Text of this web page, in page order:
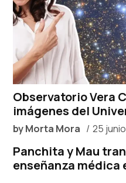
Observatorio Vera
imágenes del
byMorta Mora 25
Panchita y Mau
enseñanza médica